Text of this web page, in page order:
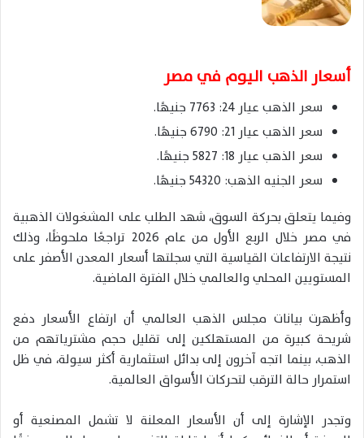
أسعار الذهب اليوم في مصر
سعر الذهب عيار 24: 7763 جنيهًا.
سعر الذهب عيار 21: 6790 جنيهًا.
سعر الذهب عيار 18: 5827 جنيهًا.
سعر الجنيه الذهب: 54320 جنيهًا.
وفيما يتعلق بحركة السوق، شهد الطلب على المشغولات الذهبية
في مصر خلال الربع الأول من عام 2026 تراجعًا ملحوظًا، وذلك
نتيجة الارتفاعات القياسية التي سجلتها أسعار المعدن الأصفر على
المستويين المحلي والعالمي خلال الفترة الماضية.
وأظهرت بيانات مجلس الذهب العالمي أن ارتفاع الأسعار دفع
شريحة كبيرة من المستهلكين إلى تقليل حجم مشترياتهم من
الذهب، بينما اتجه آخرون إلى بدائل استثمارية أكثر سيولة، في ظل
استمرار حالة الترقب لتحركات الأسواق العالمية.
وتجدر الإشارة إلى أن الأسعار المعلنة لا تشمل المصنعية أو